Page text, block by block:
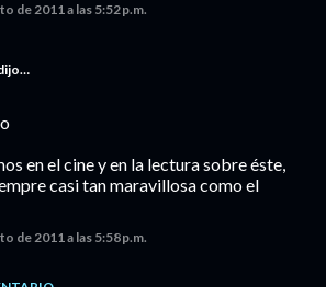
de 2011 a las 5:52 p.m.
en el cine y en la lectura sobre éste,
casi tan maravillosa como el
de 2011 a las 5:58 p.m.